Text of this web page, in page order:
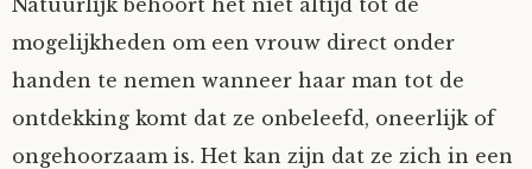
Rozemarijn
SirTeddy
Natuurlijk behoort het niet altijd tot de
mogelijkheden om een vrouw direct onder
handen te nemen wanneer haar man tot de
ontdekking komt dat ze onbeleefd, oneerlijk of
ongehoorzaam is. Het kan zijn dat ze zich in een